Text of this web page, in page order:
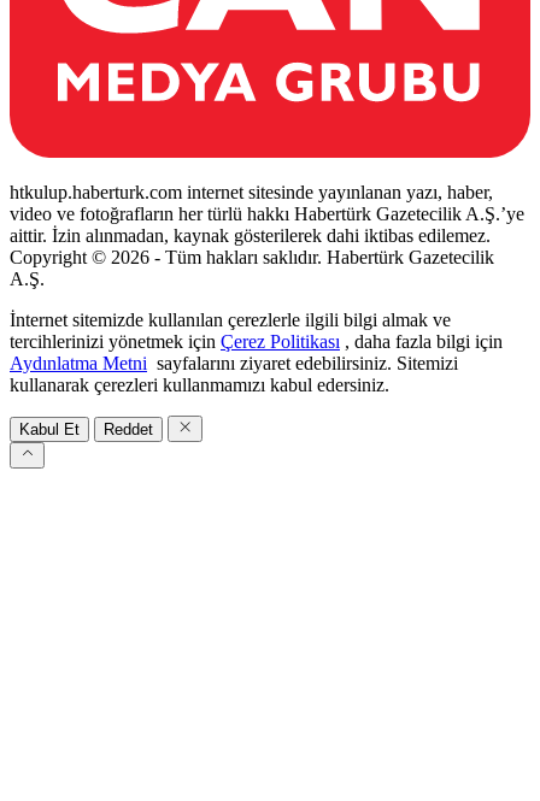
htkulup.haberturk.com internet sitesinde yayınlanan yazı, haber,
video ve fotoğrafların her türlü hakkı Habertürk Gazetecilik A.Ş.’ye
aittir. İzin alınmadan, kaynak gösterilerek dahi iktibas edilemez.
Copyright © 2026 - Tüm hakları saklıdır. Habertürk Gazetecilik
A.Ş.
İnternet sitemizde kullanılan çerezlerle ilgili bilgi almak ve
tercihlerinizi yönetmek için Çerez Politikası , daha fazla bilgi için
Aydınlatma Metni sayfalarını ziyaret edebilirsiniz. Sitemizi
kullanarak çerezleri kullanmamızı kabul edersiniz.
Kabul Et Reddet